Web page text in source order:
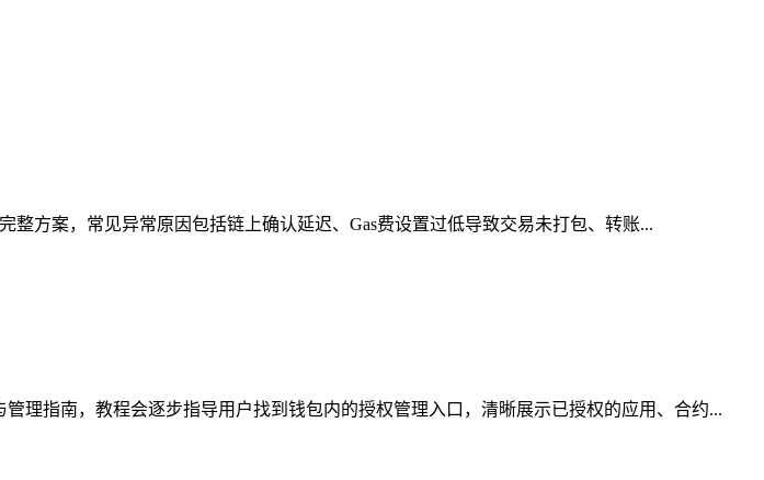
方案，常见异常原因包括链上确认延迟、Gas费设置过低导致交易未打包、转账...
理指南，教程会逐步指导用户找到钱包内的授权管理入口，清晰展示已授权的应用、合约...